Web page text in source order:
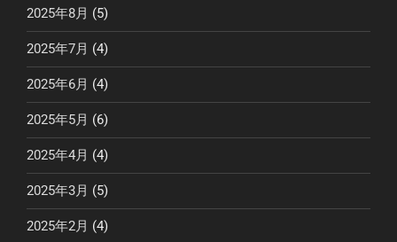
2025年8月 (5)
2025年7月 (4)
2025年6月 (4)
2025年5月 (6)
2025年4月 (4)
2025年3月 (5)
2025年2月 (4)